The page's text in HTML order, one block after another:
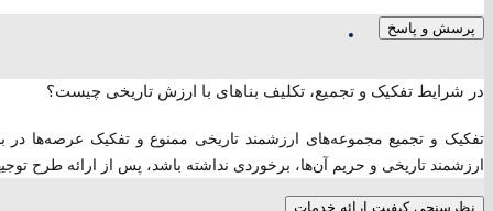
پرسش و پاسخ
در شرایط تفکیک و تجمیع، تکلیف بناهای با ارزش تاریخی چیست؟
تفکیک و تجمیع مجموعه‌های ارزشمند تاریخی ممنوع و تفکیک عرصه‌ها
ارزشمند تاریخی و حریم آن‌ها، برخوردی نداشته باشد، پس از ارائه طرح توجیهی و
نظرسنجی کیفیت ارائه خدمات
پایگاه همیاری شهرداری های اصفهان